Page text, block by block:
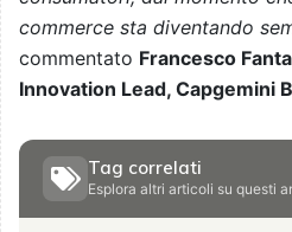
commerce sta diventando
commentato Francesco
Innovation Lead, Capgemini
Tag correlati
Esplora altri articoli su questi